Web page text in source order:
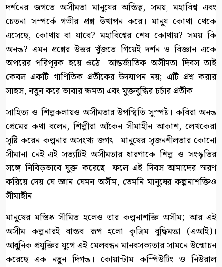
দর্শনের জগতে অসীমতা মানুষের অস্তিত্ব, সময়, মহাবিশ্ব এবং
চেতনা সম্পর্কে গভীর প্রশ্ন উত্থাপন করে। মানুষ কোথা থেকে
এসেছে, কোথায় বা যাবে? মহাবিশ্বের শেষ কোথায়? সময় কি
অনন্ত? এমন প্রশ্নের উত্তর খুঁজতে গিয়েই দর্শন ও বিজ্ঞান একে
অপরের পরিপূরক হয়ে ওঠে। আন্তর্জাতিক অসীমতা দিবস তাই
কেবল একটি গাণিতিক প্রতীকের উদযাপন নয়; এটি প্রশ্ন করার
সাহস, নতুন করে ভাবার ক্ষমতা এবং মুক্তবুদ্ধির চর্চার প্রতীক।
সাহিত্য ও শিল্পকলায়ও অসীমতার উপস্থিতি সুস্পষ্ট। কবিরা অনন্ত
প্রেমের কথা বলেন, শিল্পীরা আঁকেন সীমাহীন আকাশ, লেখকেরা
সৃষ্টি করেন কল্পনার অসংখ্য জগৎ। মানুষের সৃজনশীলতার কোনো
সীমানা নেই-এই সত্যটিই অসীমতার ধারণাকে শিল্প ও সংস্কৃতির
সঙ্গে নিবিড়ভাবে যুক্ত করেছে। ফলে এই দিবস আমাদের স্মরণ
করিয়ে দেয় যে জ্ঞান যেমন অসীম, তেমনি মানুষের কল্পনাশক্তিও
সীমাহীন।
মানুষের মস্তিষ্ক সীমিত হলেও তার কল্পনাশক্তি অসীম; আর এই
অসীম কল্পনারই বাস্তব রূপ হলো কৃত্রিম বুদ্ধিমত্তা (এআই)।
আধুনিক প্রযুক্তির যুগে এই মেলবন্ধন মানবসভ্যতার সামনে উন্মোচন
করেছে এক নতুন দিগন্ত। কোয়ান্টাম কম্পিউটিং ও নিউরাল